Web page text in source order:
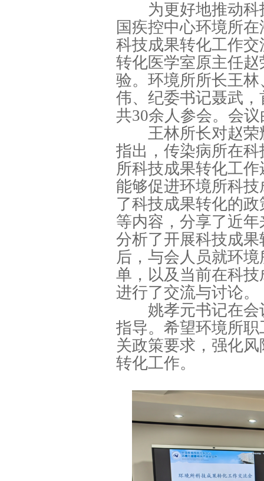
为更好地推动科
国疾控中心环境所
科技成果转化工作
转化医学室原主任
验。环境所所长王
伟、纪委书记聂武
共30余人参会。会
王林所长对赵荣
指出，传染病所在
所科技成果转化工
能够促进环境所科
了科技成果转化的
等内容，分享了近
分析了开展科技成
后，与会人员就环
单，以及当前在科
进行了交流与讨论。
姚孝元书记在会
指导。希望环境所
关政策要求，强化
转化工作。